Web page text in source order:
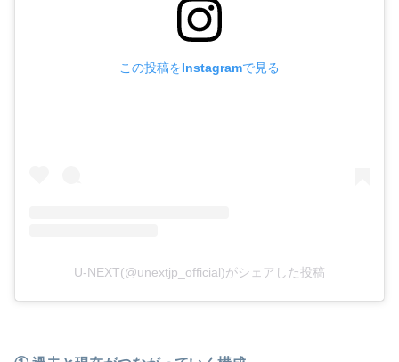
この投稿をInstagramで見る
U-NEXT(@unextjp_official)がシェアした投稿